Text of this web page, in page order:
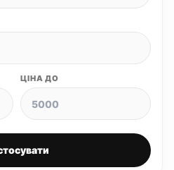
ЦІНА ДО